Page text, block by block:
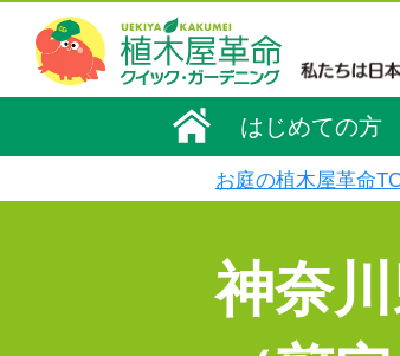
はじめての方
お庭の植木屋革命
神奈